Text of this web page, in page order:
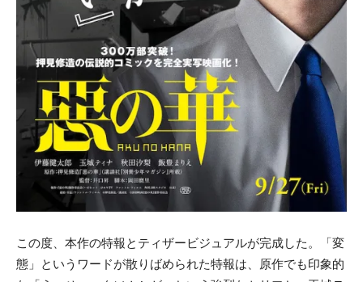
この度、本作の特報とティザービジュアルが完成した。「変
態」というワードが散りばめられた特報は、原作でも印象的